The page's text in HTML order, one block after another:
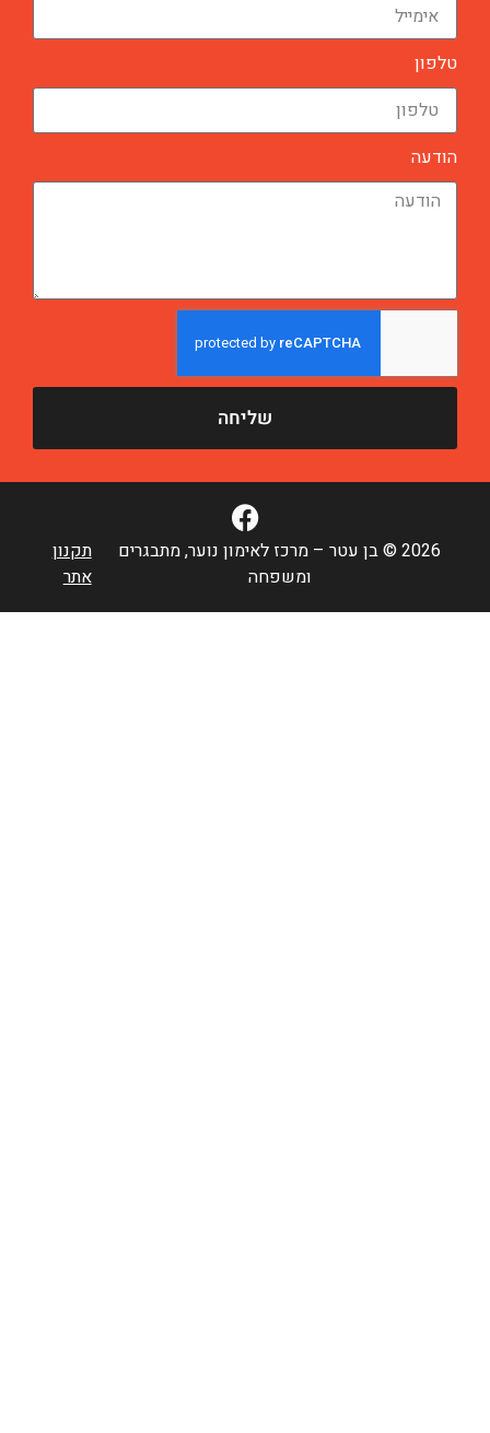
© בן עטר – מרכז לאימון נוער, מתבגרים
תקנון